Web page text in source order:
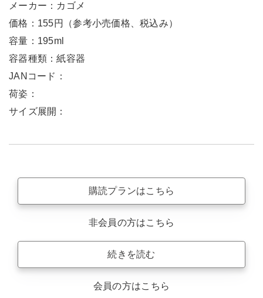
メーカー：カゴメ
価格：155円（参考小売価格、税込み）
容量：195ml
容器種類：紙容器
JANコード：
荷姿：
サイズ展開：
購読プランはこちら
非会員の方はこちら
続きを読む
会員の方はこちら